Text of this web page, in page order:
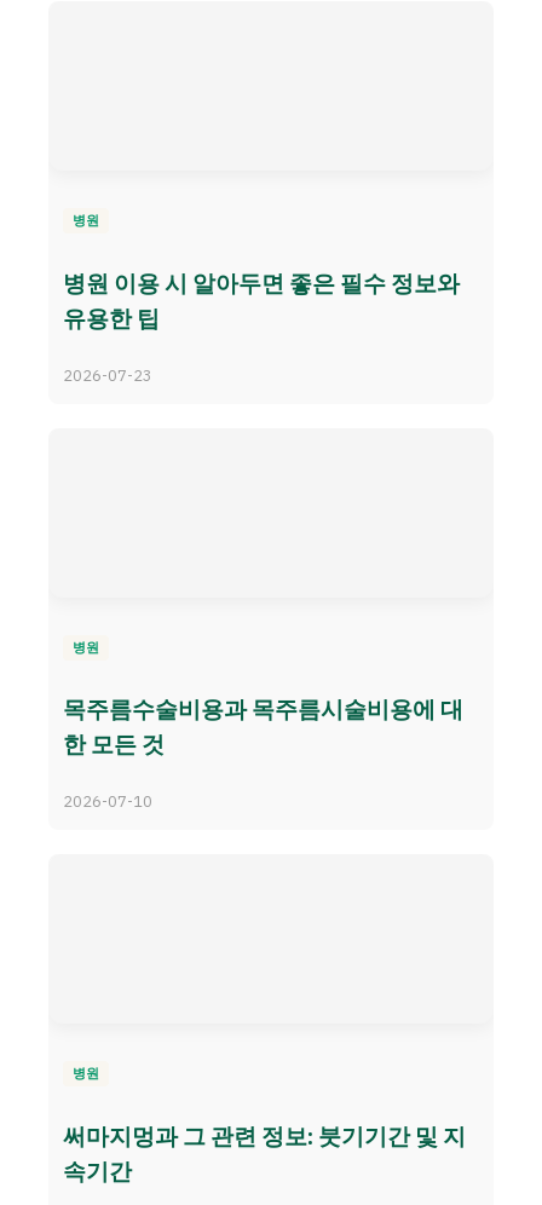
병원
병원 이용 시 알아두면 좋은 필수 정보와
유용한 팁
2026-07-23
병원
목주름수술비용과 목주름시술비용에 대
한 모든 것
2026-07-10
병원
써마지멍과 그 관련 정보: 붓기기간 및 지
속기간